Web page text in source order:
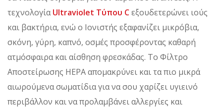
τεχνολογίαUltraviolet Τύπου Cεξουδετερώνει ιούς
και βακτήρια, ενώ ο Ιονιστής εξαφανίζει μικρόβια,
σκόνη, γύρη, καπνό, οσμές προσφέροντας καθαρή
ατμόσφαιρα και αίσθηση φρεσκάδας. Το Φίλτρο
Αποστείρωσης HEPA απομακρύνει και τα πιο μικρά
αιωρούμενα σωματίδια για να σου χαρίζει υγιεινό
περιβάλλον και να προλαμβάνει αλλεργίες και